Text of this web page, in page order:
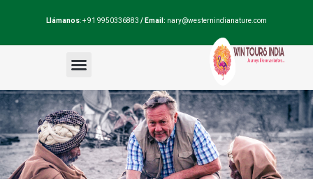
Llámanos: + 91 9950336883 / Email: nary@westernindianature.com